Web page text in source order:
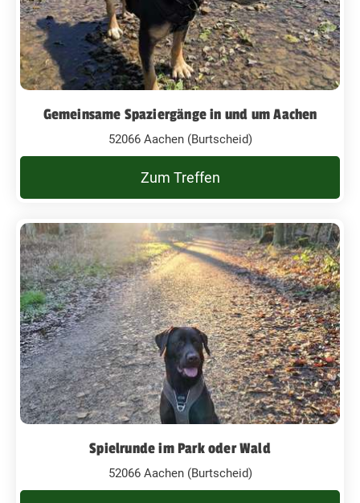
Gemeinsame Spaziergänge in und um Aachen
52066 Aachen (Burtscheid)
Zum Treffen
Spielrunde im Park oder Wald
52066 Aachen (Burtscheid)